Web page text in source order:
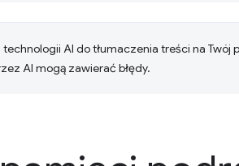
AI do tłumaczenia treści na Twój
AI mogą zawierać błędy.